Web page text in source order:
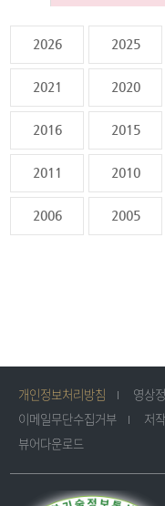
2026 2025
2021 2020
2016 2015
2011 2010
2006 2005
개인정보처리방침
영상
이메일무단수집거부
저
뷰어다운로드